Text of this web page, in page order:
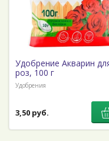
Удобрение Акварин
роз, 100 г
Удобрения
3,50 руб.